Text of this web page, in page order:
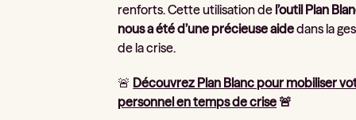
renforts.Cette utilisation de l’outil Plan
nous a été d’une précieuse aidedans la
de la crise.
🚨 Découvrez Plan Blanc pour mobiliser
personnel en temps de crise 🚨